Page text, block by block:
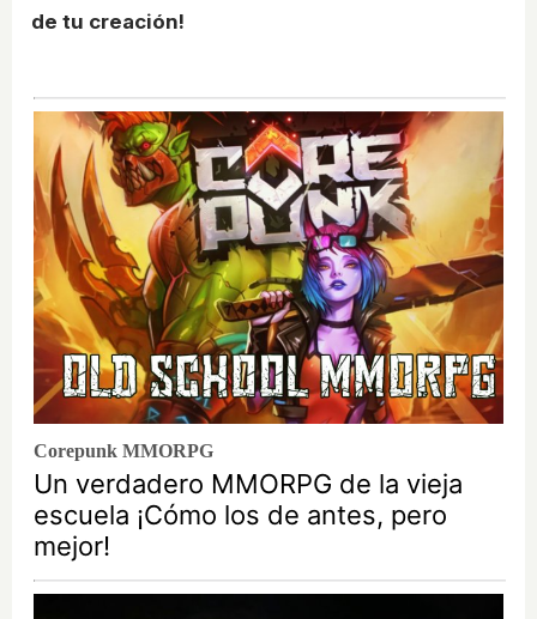
de tu creación!
Corepunk MMORPG
Un verdadero MMORPG de la vieja
escuela ¡Cómo los de antes, pero
mejor!